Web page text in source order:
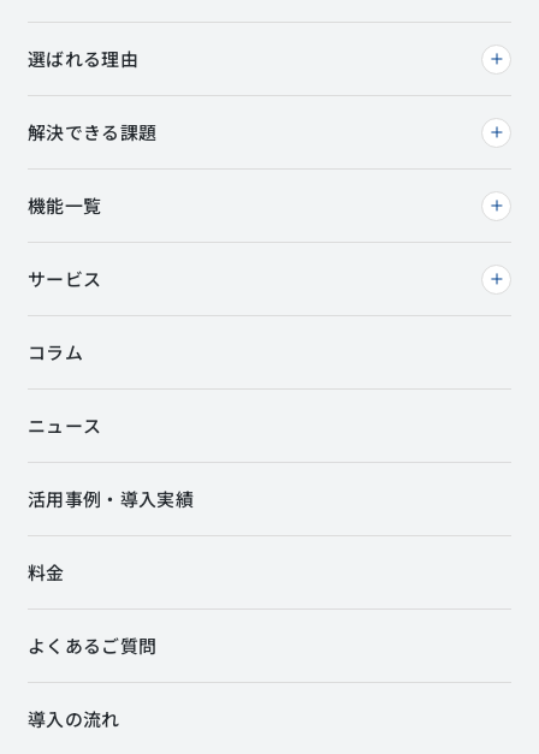
選ばれる理由
解決できる課題
コラム
ニュース
活用事例・導入実績
料金
よくあるご質問
導入の流れ
機能一覧
サービス